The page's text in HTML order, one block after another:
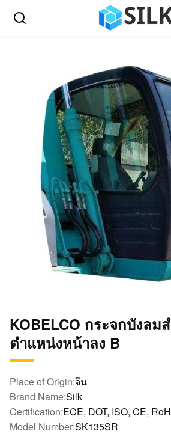
KOBELCO กระจกบังลม
ตำแหน่งหน้าลง B
Place of Origin:จีน
Brand Name:Silk
Certification:ECE, DOT, ISO, CE,
Model Number:SK135SR